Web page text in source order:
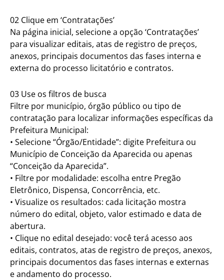
02 Clique em ‘Contratações’
Na página inicial, selecione a opção ‘Contratações’
para visualizar editais, atas de registro de preços,
anexos, principais documentos das fases interna e
externa do processo licitatório e contratos.
03 Use os filtros de busca
Filtre por município, órgão público ou tipo de
contratação para localizar informações específicas da
Prefeitura Municipal:
• Selecione “Órgão/Entidade”: digite Prefeitura ou
Município de Conceição da Aparecida ou apenas
“Conceição da Aparecida”.
• Filtre por modalidade: escolha entre Pregão
Eletrônico, Dispensa, Concorrência, etc.
• Visualize os resultados: cada licitação mostra
número do edital, objeto, valor estimado e data de
abertura.
• Clique no edital desejado: você terá acesso aos
editais, contratos, atas de registro de preços, anexos,
principais documentos das fases internas e externas
e andamento do processo.